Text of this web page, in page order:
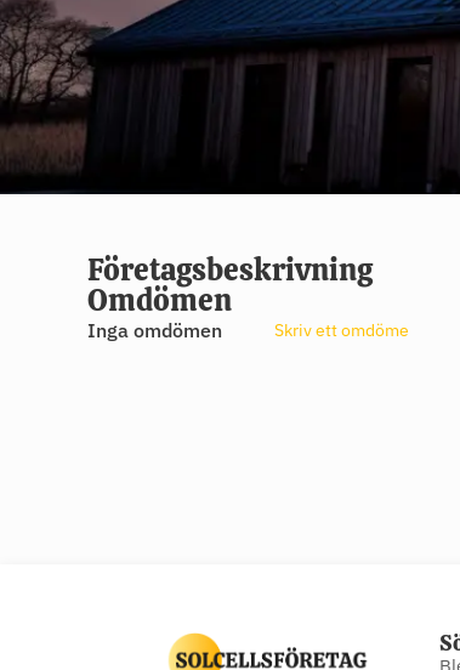
Företagsbeskrivning
Omdömen
Inga omdömen Skriv ett omdöme